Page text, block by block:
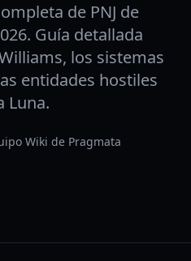
de PNJ de
Guía detallada
los sistemas
entidades hostiles
Luna.
Wiki de Pragmata